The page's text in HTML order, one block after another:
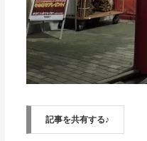
記事を共有する♪